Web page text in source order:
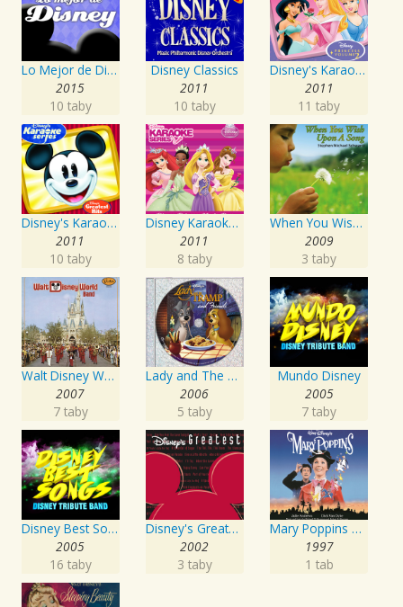
Lo Mejor de Disney en Español Vol. 1
2015
10 taby
Disney Classics
2011
10 taby
Disney's Karaoke Series: Disney Princess Volume 2
2011
11 taby
Disney's Karaoke Series: Disney's Greatest Hits
2011
10 taby
Disney Karaoke Series: Disney Princess Music Box
2011
8 taby
When You Wish Upon a Song
2009
3 taby
Walt Disney World Band
2007
7 taby
Lady and The Tramp and Friends
2006
5 taby
Mundo Disney
2005
7 taby
Disney Best Songs
2005
16 taby
Disney's Greatest Volume 3
2002
3 taby
Mary Poppins Original Soundtrack
1997
1 tab